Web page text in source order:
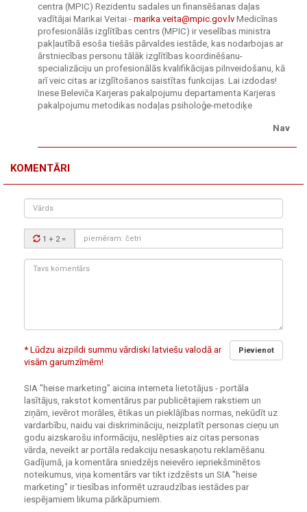
centra (MPIC) Rezidentu sadales un finansēšanas daļas
vadītājai Marikai Veitai - marika.veita@mpic.gov.lv Medicīnas
profesionālās izglītības centrs (MPIC) ir veselības ministra
pakļautībā esoša tiešās pārvaldes iestāde, kas nodarbojas ar
ārstniecības personu tālāk izglītības koordinēšanu-
specializāciju un profesionālās kvalifikācijas pilnveidošanu, kā
arī veic citas ar izglītošanos saistītas funkcijas. Lai izdodas!
Inese Beleviča Karjeras pakalpojumu departamenta Karjeras
pakalpojumu metodikas nodaļas psiholoģe-metodiķe
Nav
KOMENTĀRI
Vārds
Drošības
kods:
1 + 2=
Tavs
Pievienot
* Lūdzu aizpildi summu vārdiski latviešu valodā ar
visām garumzīmēm!
SIA "heise marketing" aicina interneta lietotājus - portāla
lasītājus, rakstot komentārus par publicētajiem rakstiem un
ziņām, ievērot morāles, ētikas un pieklājības normas, nekūdīt uz
vardarbību, naidu vai diskrimināciju, neizplatīt personas cieņu un
godu aizskarošu informāciju, neslēpties aiz citas personas
vārda, neveikt ar portāla redakciju nesaskaņotu reklamēšanu.
Gadījumā, ja komentāra sniedzējs neievēro iepriekšminētos
noteikumus, viņa komentārs var tikt izdzēsts un SIA "heise
marketing" ir tiesības informēt uzraudzības iestādes par
iespējamiem likuma pārkāpumiem.